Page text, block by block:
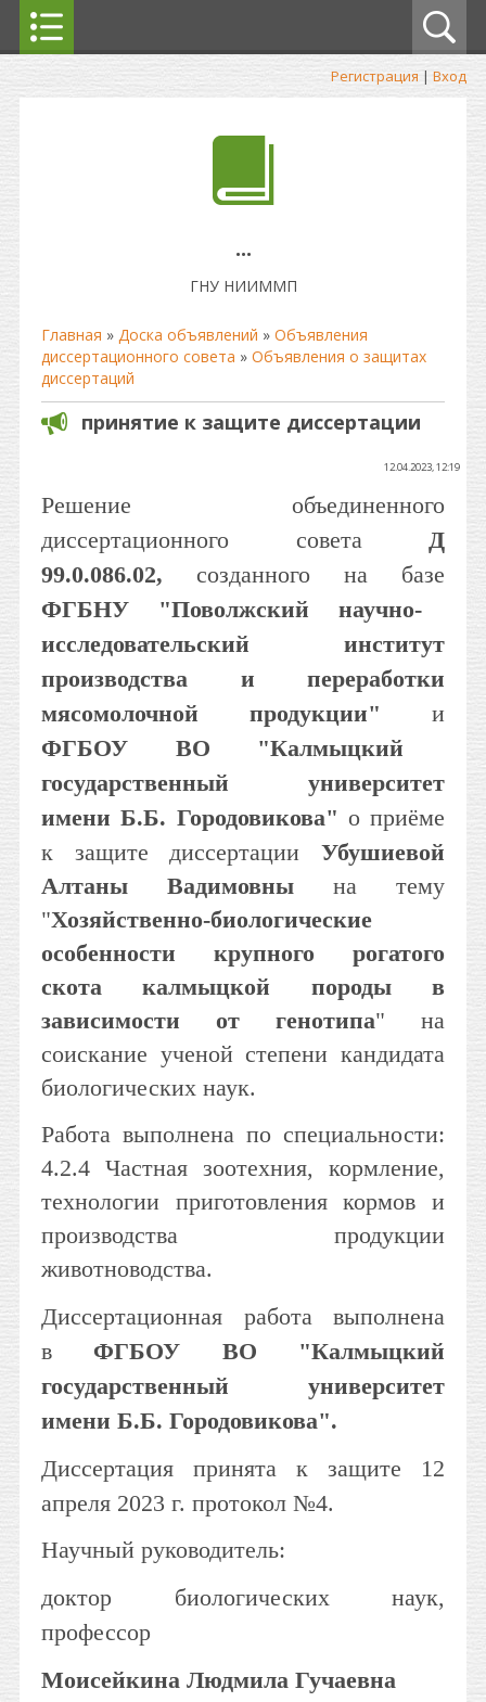
Регистрация | Вход
...
ГНУ НИИММП
Главная » Доска объявлений » Объявления
диссертационного совета » Объявления о защитах
диссертаций
принятие к защите диссертации
12.04.2023, 12:19
Решение объединенного
диссертационного совета Д
99.0.086.02, созданного на базе
ФГБНУ "Поволжский научно-
исследовательский институт
производства и пере­работки
мясомолочной продукции" и
ФГБОУ ВО "Калмыцкий
государственный университет
имени Б.Б. Городовикова" о приёме
к защите диссертации Убушиевой
Алтаны Вадимовны на тему
"Хозяйственно-биологические
особенности крупного рогатого
скота калмыцкой породы в
зависимости от генотипа" на
соискание ученой степени кандидата
биологических наук.
Работа выполнена по специальности:
4.2.4 Частная зоотехния, кормление,
технологии приготовления кормов и
производства продукции
животноводства.
Диссертационная работа выполнена
в ФГБОУ ВО "Калмыцкий
государственный университет
имени Б.Б. Городовикова".
Диссертация принята к защите 12
апреля 2023 г. протокол №4.
Научный руководитель:
доктор биологических наук,
профессор
Моисейкина Людмила Гучаевна